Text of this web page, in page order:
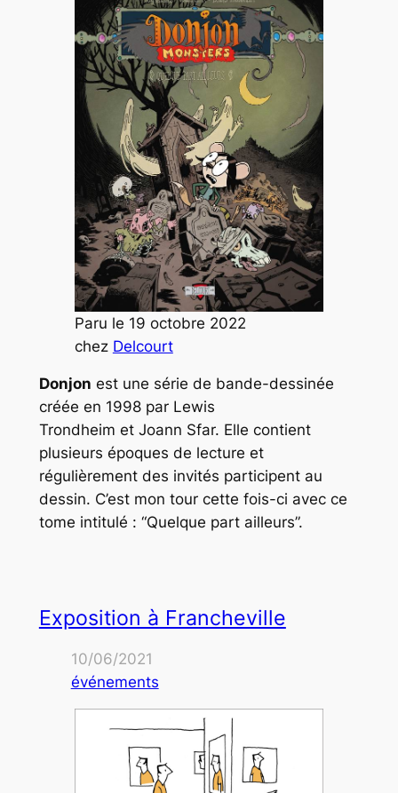
Paru le 19 octobre 2022
chez Delcourt
Donjon est une série de bande-dessinée
créée en 1998 par Lewis
Trondheim et Joann Sfar. Elle contient
plusieurs époques de lecture et
régulièrement des invités participent au
dessin. C’est mon tour cette fois-ci avec ce
tome intitulé : “Quelque part ailleurs”.
Exposition à Francheville
10/06/2021
événements